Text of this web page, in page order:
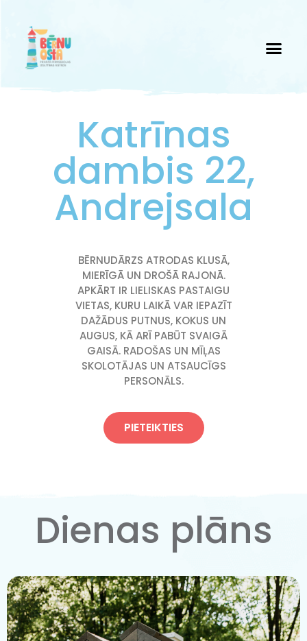
Katrīnas
dambis 22,
Andrejsala
BĒRNUDĀRZS ATRODAS KLUSĀ,
MIERĪGĀ UN DROŠĀ RAJONĀ.
APKĀRT IR LIELISKAS PASTAIGU
VIETAS, KURU LAIKĀ VAR IEPAZĪT
DAŽĀDUS PUTNUS, KOKUS UN
AUGUS, KĀ ARĪ PABŪT SVAIGĀ
GAISĀ. RADOŠAS UN MĪĻAS
SKOLOTĀJAS UN ATSAUCĪGS
PERSONĀLS.
PIETEIKTIES
Dienas plāns